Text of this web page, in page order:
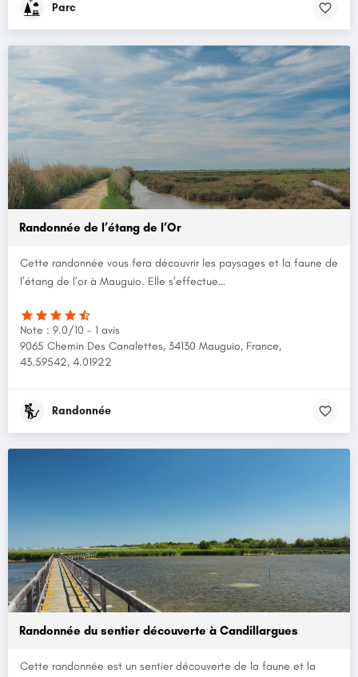
Parc
Randonnée de l’étang de l’Or
Cette randonnée vous fera découvrir les paysages et la faune de
l’étang de l’or à Mauguio. Elle s’effectue…
Note : 9.0/10 - 1 avis
9065 Chemin Des Canalettes, 34130 Mauguio, France,
43.59542, 4.01922
Randonnée
Randonnée du sentier découverte à Candillargues
Cette randonnée est un sentier découverte de la faune et la